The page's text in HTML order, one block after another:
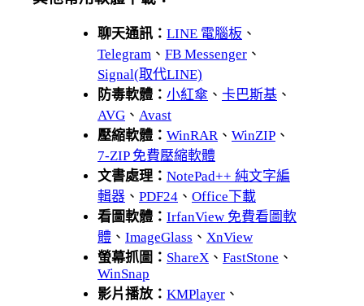
聊天通訊： LINE 電腦板 、
Telegram 、 FB Messenger 、
Signal(取代LINE)
防毒軟體： 小紅傘 、 卡巴斯基 、
AVG 、 Avast
壓縮軟體： WinRAR、 WinZIP 、
7-ZIP 免費壓縮軟體
文書處理： NotePad++ 純文字編
輯器 、 PDF24 、 Office下載
看圖軟體： IrfanView 免費看圖軟
體 、 ImageGlass 、 XnView
螢幕抓圖： ShareX 、 FastStone 、
WinSnap
影片播放： KMPlayer 、